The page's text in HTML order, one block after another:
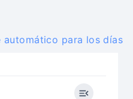
automático para los días